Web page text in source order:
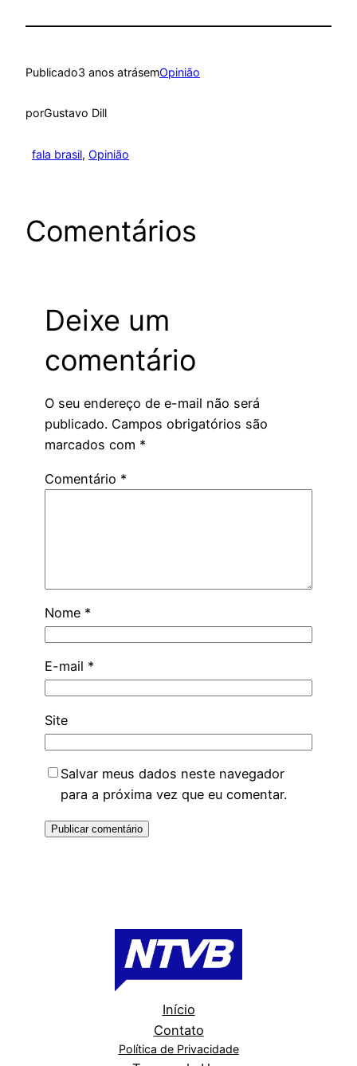
Publicado3 anos atrásemOpinião
porGustavo Dill
fala brasil, Opinião
Comentários
Deixe um
comentário
O seu endereço de e-mail não será
publicado. Campos obrigatórios são
marcados com *
Comentário *
Nome *
E-mail *
Site
Salvar meus dados neste navegador
para a próxima vez que eu comentar.
Início
Contato
Política de Privacidade